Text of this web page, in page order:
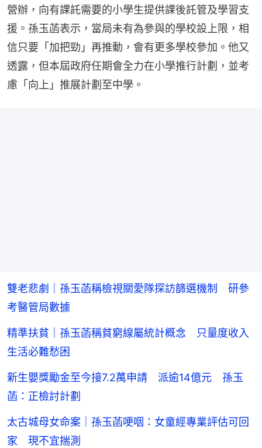
營辦，向有課託需要的小學生提供課後託管及學習支
援。孫玉菡表示，當局未有為參與的學校設上限，相
信只要「加把勁」再推動，會有更多學校參加。他又
透露，但本屆政府任期會全力在小學推行計劃，並考
慮「向上」推展計劃至中學。
雙老悲劇｜孫玉菡稱檢視關愛隊探訪篩選機制 研參
考醫管局數據
精準扶貧｜孫玉菡稱貧窮線屬統計概念 只量度收入
生活必難愁困
新生嬰獎勵金至今接7.2萬申請 派逾14億元 孫玉
菡：正檢討計劃
太古城母女命案｜孫玉菡哽咽：女童經專業評估可回
家 現不宜揣測